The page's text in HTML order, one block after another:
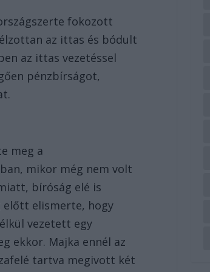
fokozott
az ittas és bódult
az ittas vezetéssel
pénzbírságot,
meg a
mikor még nem volt
bíróság elé is
elismerte, hogy
vezetett egy
ekkor. Majka ennél az
tartva megivott két